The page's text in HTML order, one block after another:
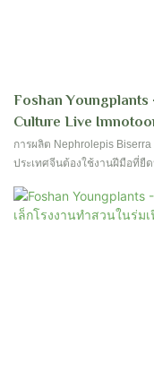
Foshan Youngplants
Culture Live
การผลิต Nephrolepis Biserra
ประเทศจีนต้องใช้งานฝีมือที่ยื